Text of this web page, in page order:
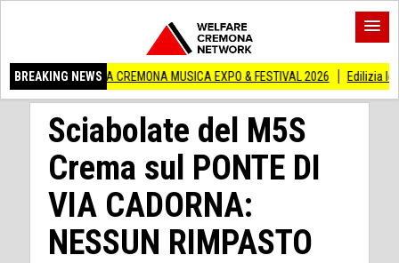
BREAKING NEWS
A CREMONA MUSICA EXPO & FESTIVAL 2026 Edilizia lombarda, CNA:
Sciabolate del M5S
Crema sul PONTE DI
VIA CADORNA:
NESSUN RIMPASTO